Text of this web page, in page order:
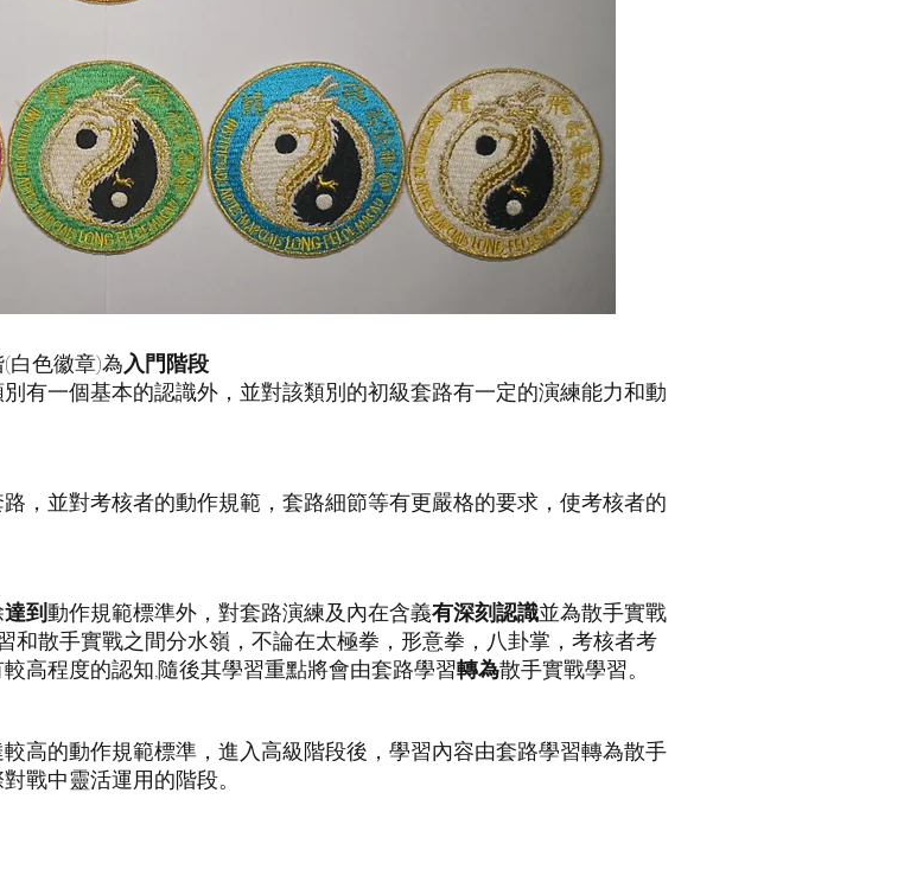
白色徽章)為入門階段
有一個基本的認識外，並對該類別的初級套路有一定的演練能力和動
，並對考核者的動作規範，套路細節等有更嚴格的要求，使考核者的
達到動作規範標準外，對套路演練及內在含義有深刻認識並為散手實戰
和散手實戰之間分水嶺，不論在太極拳，形意拳，八卦掌，考核者考
高程度的認知,隨後其學習重點將會由套路學習轉為散手實戰學習。
高的動作規範標準，進入高級階段後，學習內容由套路學習轉為散手
戰中靈活運用的階段。